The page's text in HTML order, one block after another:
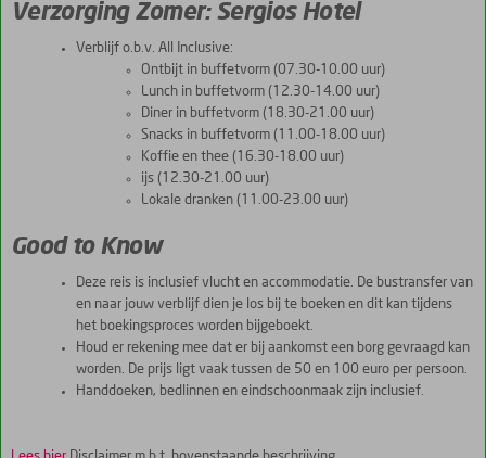
Verzorging Zomer: Sergios Hotel
Verblijf o.b.v. All Inclusive:
Ontbijt in buffetvorm (07.30-10.00 uur)
Lunch in buffetvorm (12.30-14.00 uur)
Diner in buffetvorm (18.30-21.00 uur)
Snacks in buffetvorm (11.00-18.00 uur)
Koffie en thee (16.30-18.00 uur)
ijs (12.30-21.00 uur)
Lokale dranken (11.00-23.00 uur)
Good to Know
Deze reis is inclusief vlucht en accommodatie. De bustransfer van
en naar jouw verblijf dien je los bij te boeken en dit kan tijdens
het boekingsproces worden bijgeboekt.
Houd er rekening mee dat er bij aankomst een borg gevraagd kan
worden. De prijs ligt vaak tussen de 50 en 100 euro per persoon.
Handdoeken, bedlinnen en eindschoonmaak zijn inclusief.